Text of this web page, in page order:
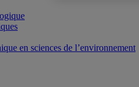
en sciences de l’environnement